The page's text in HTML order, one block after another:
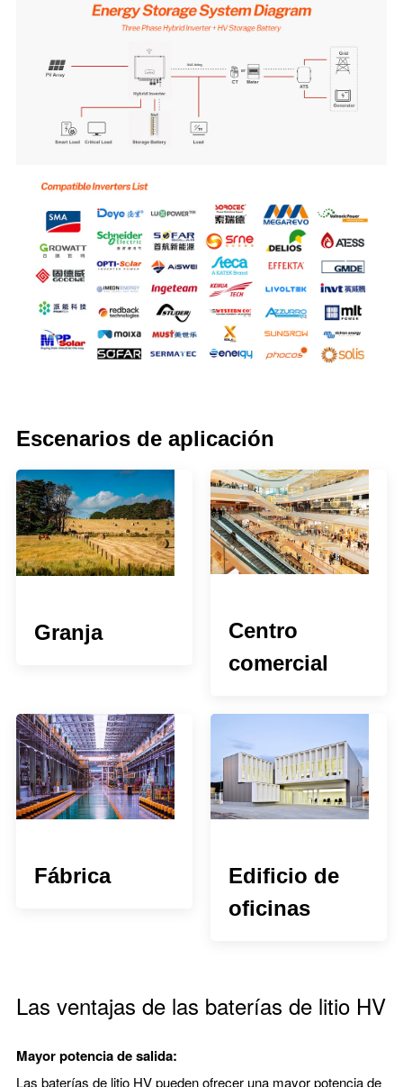
Escenarios de aplicación
Granja
Centro
comercial
Fábrica
Edificio de
oficinas
Las ventajas de las baterías de litio HV
Mayor potencia de salida:
Las baterías de litio HV pueden ofrecer una mayor potencia de